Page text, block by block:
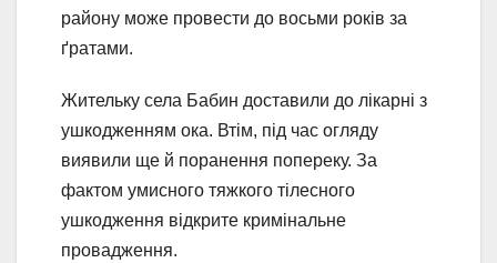
району може провести до восьми років за
ґратами.
Жительку села Бабин доставили до лікарні з
ушкодженням ока. Втім, під час огляду
виявили ще й поранення попереку. За
фактом умисного тяжкого тілесного
ушкодження відкрите кримінальне
провадження.